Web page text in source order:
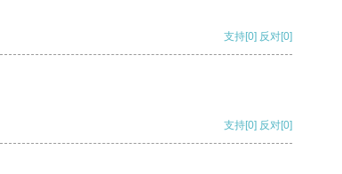
支持[0] 反对[0]
支持[0] 反对[0]